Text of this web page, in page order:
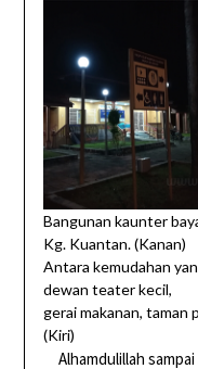
Bangunan kaunter
Kg. Kuantan. (Kanan)
Antara kemudahan
dewan teater kecil,
gerai makanan, taman
(Kiri)
Alhamdulillah